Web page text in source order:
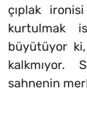
çıplak
kurtulmak
büyütüyor
kalkmıyor.
sahnenin